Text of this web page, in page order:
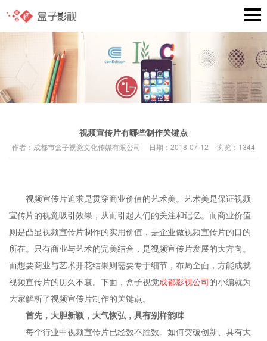
视频宣传片有哪些制作关键点
作者： 成都市盒子视觉文化传媒有限公司 日期： 2018-07-12 浏览： 1344
视频宣传片追求是贯穿商业价值的艺术美。艺术美是保证视频
宣传片的视觉吸引效果，从而引起人们的关注和记忆。而商业价值
则是凸显视频宣传片制作的实用价值，是企业做视频宣传片的目的
所在。只有商业与艺术的完美结合，是视频宣传片发展的大方向。
而想要商业与艺术开花结果则需要专于细节，布局全面，方能成就
视频宣传片的历久不衰。下面，盒子视觉成都影视公司的小编就为
大家解析了视频宣传片制作的关键点。
首先，大胆新颖，大气恢弘，具有别样韵味
每个行业中视频宣传片已经数不胜数。如何突破创新、具有大